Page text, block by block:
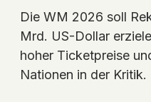
Die WM 2026 soll
Mrd. US-Dollar
hoher Ticketpreise
Nationen in der Kritik.